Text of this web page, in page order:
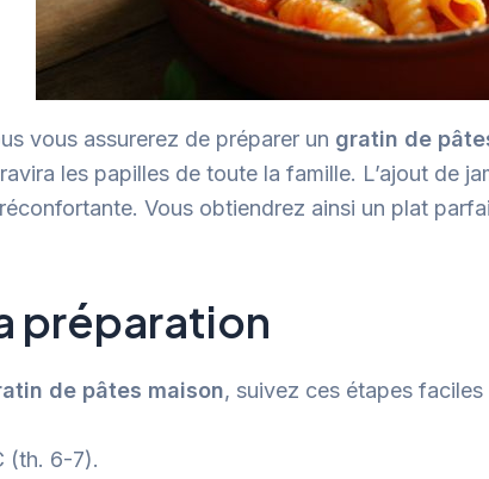
vous assurerez de préparer un gratin de
les papilles de toute la famille. L’ajout de
Vous obtiendrez ainsi un plat
préparation
de pâtes maison, suivez ces étapes faciles
(th. 6-7).